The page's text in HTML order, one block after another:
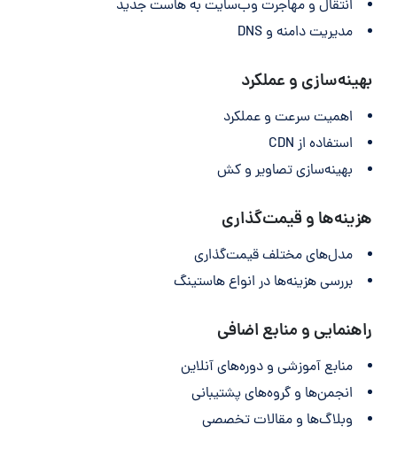
انتقال و مهاجرت وب‌سایت به هاست جدید
مدیریت دامنه و DNS
بهینه‌سازی و عملکرد
اهمیت سرعت و عملکرد
استفاده از CDN
بهینه‌سازی تصاویر و کش
هزینه‌ها و قیمت‌گذاری
مدل‌های مختلف قیمت‌گذاری
بررسی هزینه‌ها در انواع هاستینگ
راهنمایی و منابع اضافی
منابع آموزشی و دوره‌های آنلاین
انجمن‌ها و گروه‌های پشتیبانی
وبلاگ‌ها و مقالات تخصصی